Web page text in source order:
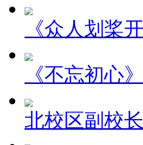
《众人划桨
《不忘初心》
北校区副校